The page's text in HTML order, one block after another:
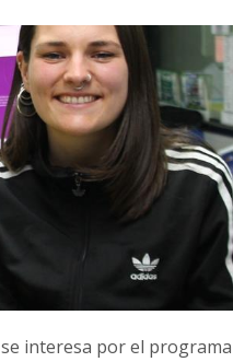
se interesa por el programa